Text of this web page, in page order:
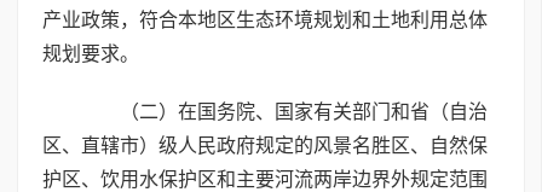
产业政策，符合本地区生态环境规划和土地利用总体
规划要求。
（二）在国务院、国家有关部门和省（自治
区、直辖市）级人民政府规定的风景名胜区、自然保
护区、饮用水保护区和主要河流两岸边界外规定范围